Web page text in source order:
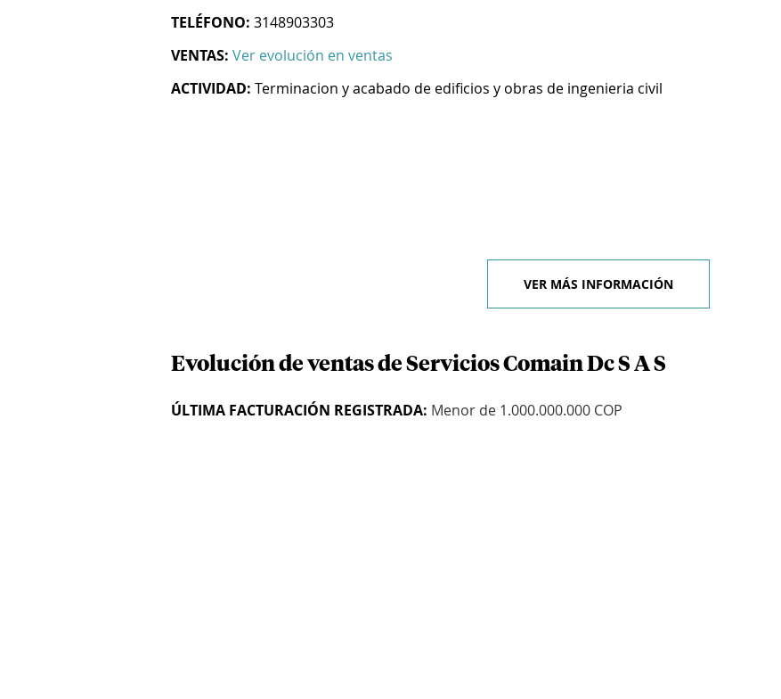
TELÉFONO: 3148903303
VENTAS: Ver evolución en ventas
ACTIVIDAD: Terminacion y acabado de edificios y obras de ingenieria civil
VER MÁS INFORMACIÓN
Evolución de ventas de Servicios Comain Dc S A S
ÚLTIMA FACTURACIÓN REGISTRADA: Menor de 1.000.000.000 COP